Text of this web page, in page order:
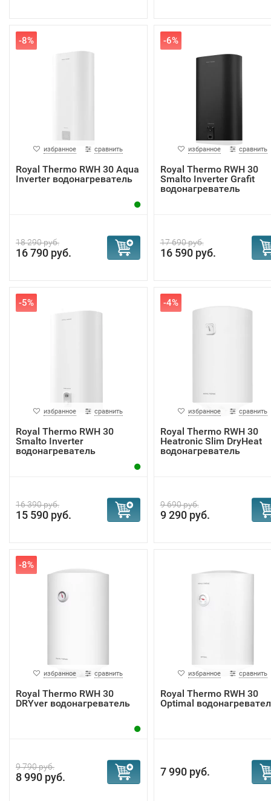
-8%
избранное сравнить
Royal Thermo RWH 30 Aqua
Inverter водонагреватель
18 290 руб.
16 790 руб.
-6%
избранное сравнить
Royal Thermo RWH 30
Smalto Inverter Grafit
водонагреватель
17 690 руб.
16 590 руб.
-5%
избранное сравнить
Royal Thermo RWH 30
Smalto Inverter
водонагреватель
16 390 руб.
15 590 руб.
-4%
избранное сравнить
Royal Thermo RWH 30
Heatronic Slim DryHeat
водонагреватель
9 690 руб.
9 290 руб.
-8%
избранное сравнить
Royal Thermo RWH 30
DRYver водонагреватель
9 790 руб.
8 990 руб.
избранное сравнить
Royal Thermo RWH 30
Optimal
7 990 руб.